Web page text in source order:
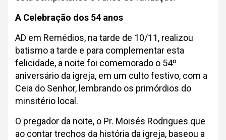
A Celebração dos 54 anos
AD em Remédios, na tarde de 10/11, realizou
batismo a tarde e para complementar esta
felicidade, a noite foi comemorado o 54º
aniversário da igreja, em um culto festivo, com a
Ceia do Senhor, lembrando os primórdios do
minsitério local.
O pregador da noite, o Pr. Moisés Rodrigues que
ao contar trechos da história da igreja, baseou a